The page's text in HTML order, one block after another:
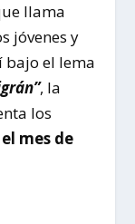
llama
jóvenes y
bajo el lema
, la
los
mes de